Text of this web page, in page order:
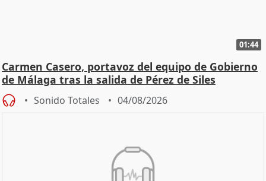
01:44
Carmen Casero, portavoz del equipo de Gobierno
de Málaga tras la salida de Pérez de Siles
Sonido Totales 04/08/2026